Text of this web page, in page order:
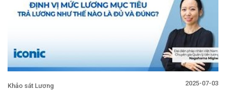
Khảo sát Lương 2025-07-03